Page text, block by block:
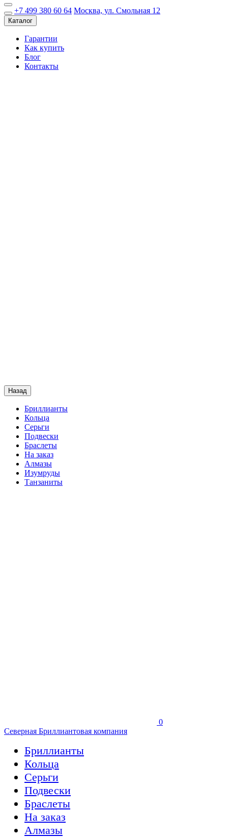
+7 499 380 60 64 Москва, ул. Смольная 12
Каталог
Гарантии
Как купить
Блог
Контакты
Назад
Бриллианты
Кольца
Серьги
Подвески
Браслеты
На заказ
Алмазы
Изумруды
Танзаниты
0
Северная Бриллиантовая компания
Бриллианты
Кольца
Серьги
Подвески
Браслеты
На заказ
Алмазы